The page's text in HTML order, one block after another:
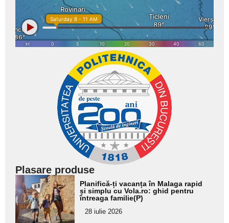
Plasare produse
Adaugă
aici textul
pentru
subtitlu
Planifică-ți vacanța în Malaga rapid
și simplu cu Vola.ro: ghid pentru
întreaga familie(P)
28 iulie 2026